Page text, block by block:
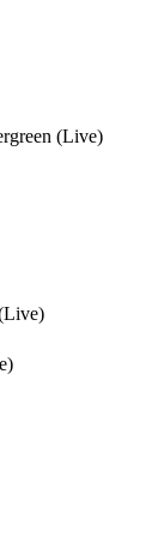
(Live)